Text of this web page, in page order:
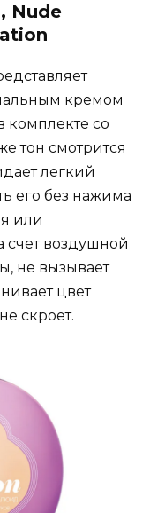
Nude
кремом
комплекте со
тон смотрится
легкий
его без нажима
или
счет воздушной
не вызывает
цвет
скроет.